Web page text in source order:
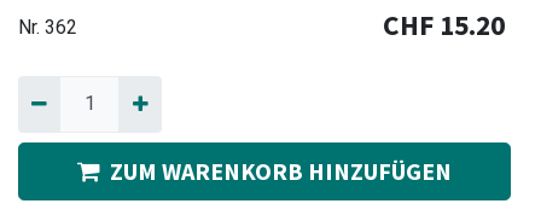
Nr. 362 CHF 15.20
ZUM WARENKORB HINZUFÜGEN